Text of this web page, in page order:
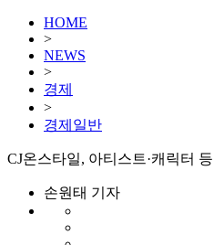
HOME
>
NEWS
>
경제
>
경제일반
CJ온스타일, 아티스트·캐릭터
손원태 기자